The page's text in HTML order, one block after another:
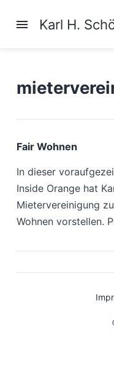
Karl H.
Fair Wohnen
In dieser
Inside Orange hat
Mietervereinigung
Wohnen vorstellen.